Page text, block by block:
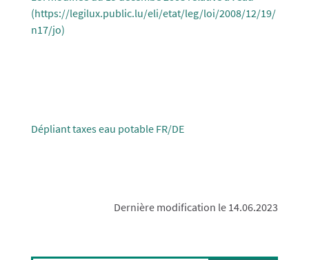
(https://legilux.public.lu/eli/etat/leg/loi/2008/12/19/
n17/jo)
Dépliant taxes eau potable FR/DE
Dernière modification le 14.06.2023